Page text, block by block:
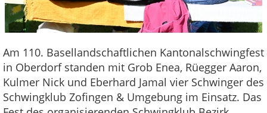
Am 110. Basellandschaftlichen Kantonalschwingfest
in Oberdorf standen mit Grob Enea, Rüegger Aaron,
Kulmer Nick und Eberhard Jamal vier Schwinger des
Schwingklub Zofingen & Umgebung im Einsatz. Das